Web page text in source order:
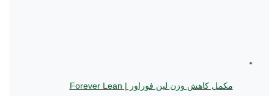
مکمل کاهش وزن لین فوراور | Forever Lean